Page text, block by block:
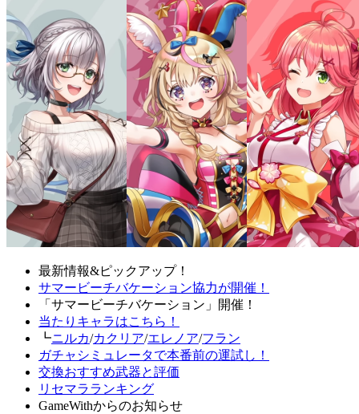
最新情報&ピックアップ！
サマービーチバケーション協力が開催！
「サマービーチバケーション」開催！
当たりキャラはこちら！
┗ニルカ/カクリア/エレノア/フラン
ガチャシミュレータで本番前の運試し！
交換おすすめ武器と評価
リセマラランキング
GameWithからのお知らせ